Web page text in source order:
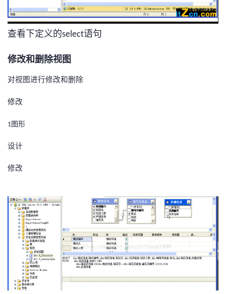
查看下定义的select语句
修改和删除视图
对视图进行修改和删除
修改
1图形
设计
修改